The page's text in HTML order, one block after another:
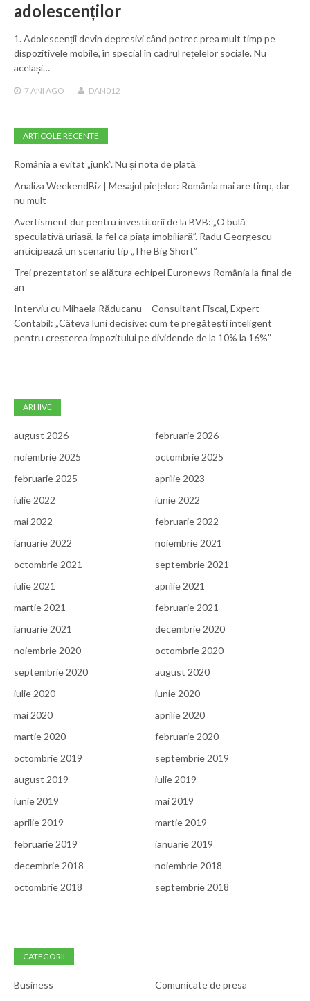
adolescenților
1. Adolescenții devin depresivi când petrec prea mult timp pe
dispozitivele mobile, în special în cadrul rețelelor sociale. Nu
același…
7 ANI AGO DAN012
ARTICOLE RECENTE
România a evitat „junk”. Nu și nota de plată
Analiza WeekendBiz | Mesajul piețelor: România mai are timp, dar
nu mult
Avertisment dur pentru investitorii de la BVB: „O bulă
speculativă uriașă, la fel ca piața imobiliară”. Radu Georgescu
anticipează un scenariu tip „The Big Short”
Trei prezentatori se alătura echipei Euronews România la final de
an
Interviu cu Mihaela Răducanu – Consultant Fiscal, Expert
Contabil: „Câteva luni decisive: cum te pregătești inteligent
pentru creșterea impozitului pe dividende de la 10% la 16%”
ARHIVE
august 2026
februarie 2026
noiembrie 2025
octombrie 2025
februarie 2025
aprilie 2023
iulie 2022
iunie 2022
mai 2022
februarie 2022
ianuarie 2022
noiembrie 2021
octombrie 2021
septembrie 2021
iulie 2021
aprilie 2021
martie 2021
februarie 2021
ianuarie 2021
decembrie 2020
noiembrie 2020
octombrie 2020
septembrie 2020
august 2020
iulie 2020
iunie 2020
mai 2020
aprilie 2020
martie 2020
februarie 2020
octombrie 2019
septembrie 2019
august 2019
iulie 2019
iunie 2019
mai 2019
aprilie 2019
martie 2019
februarie 2019
ianuarie 2019
decembrie 2018
noiembrie 2018
octombrie 2018
septembrie 2018
CATEGORII
Business
Comunicate de presa